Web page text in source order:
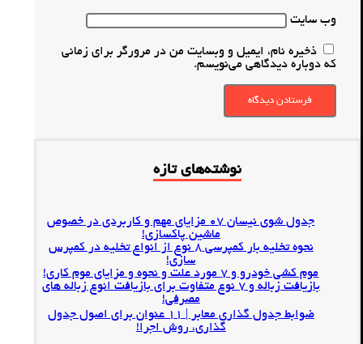
وب‌ سایت
ذخیره نام، ایمیل و وبسایت من در مرورگر برای زمانی
که دوباره دیدگاهی می‌نویسم.
فرستادن دیدگاه
نوشته‌های تازه
جدول شوی نیسان 07 مزایای مهم و کاربردی در خصوص
ماشین پاکسازی!
نحوه تخلیه بار کمپرسی 8 نوع از انواع تخلیه در کمپرس
سازی!
موم کشی خودرو و 7 مورد علت و نحوه و مزایای موم کاری!
بازیافت زباله و 7 نوع متفاوت برای بازیافت انوع زباله های
مصرفی!
ضوابط جدول گذاری معابر | 11 عنوان برای اصول جدول
گذاری، روش اجرا!